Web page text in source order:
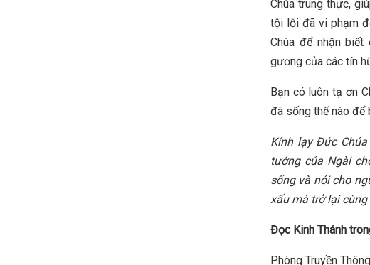
Chúa trung thực,
tội lỗi đã vi phạm
Chúa để nhận
gương của các tín
Bạn có luôn tạ ơn
đã sống thế nào để
Kính lạy Đức
tưởng của Ngài
sống và nói cho
xấu mà trở lại
Đọc Kinh Thánh
Phòng Truyền